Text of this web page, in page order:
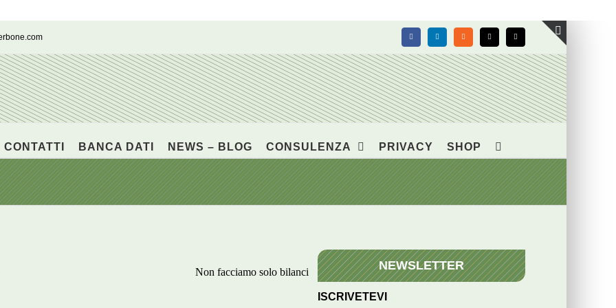
FacebookLinkedIn Rss X Email
CONTATTI BANCA DATI NEWS – BLOG CONSULENZA PRIVACY SHOP
Non facciamo solo bilanci NEWSLETTER
ISCRIVETEVI
Toggle
area
barra
scorrevole